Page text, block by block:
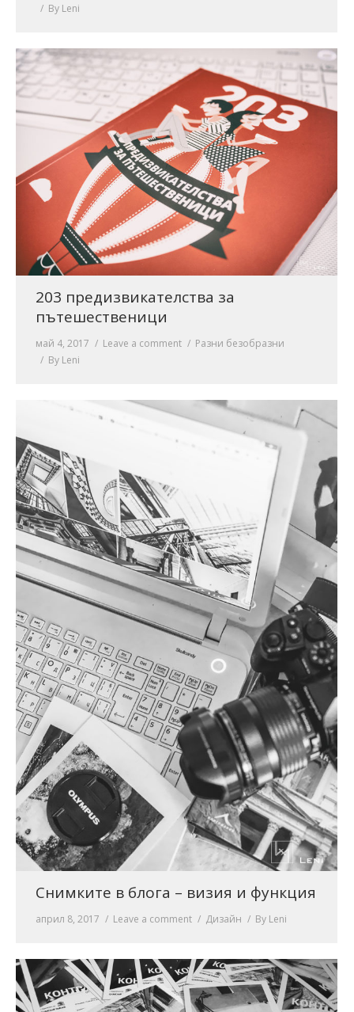
By Leni
203 предизвикателства за
пътешественици
май 4, 2017 Leave a comment
Разни безобразни
By Leni
Снимките в блога – визия и функция
април 8, 2017 Leave a comment Дизайн By Leni